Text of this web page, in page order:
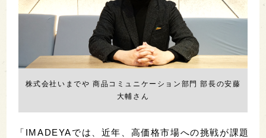
株式会社いまでや 商品コミュニケーション部門 部長の安藤
大輔さん
「IMADEYAでは、近年、高価格市場への挑戦が課題